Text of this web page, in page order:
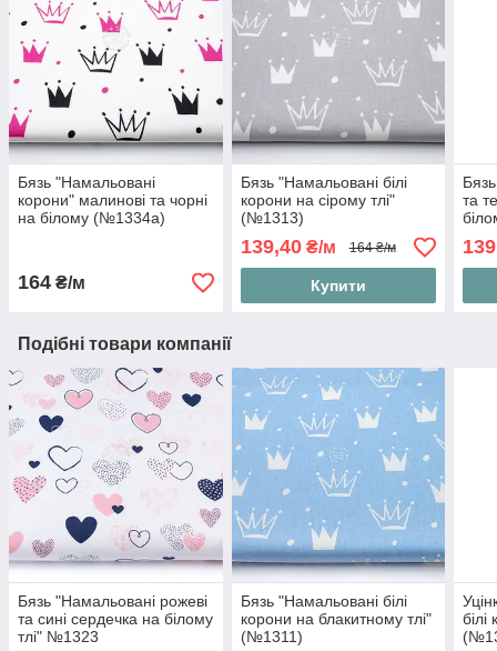
Бязь "Намальовані
корони" малинові та чорні
на білому (№1334а)
164 ₴/м
Бязь "Намальовані білі
корони на сірому тлі"
(№1313)
139,40₴/м 164 ₴/м
Купити
та
Подібні товари компанії
Бязь "Намальовані рожеві
та сині сердечка на білому
тлі" №1323
Бязь "Намальовані білі
корони на блакитному тлі"
(№1311)